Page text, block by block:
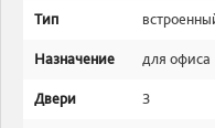
Тип
Назначение для офиса
Двери 3